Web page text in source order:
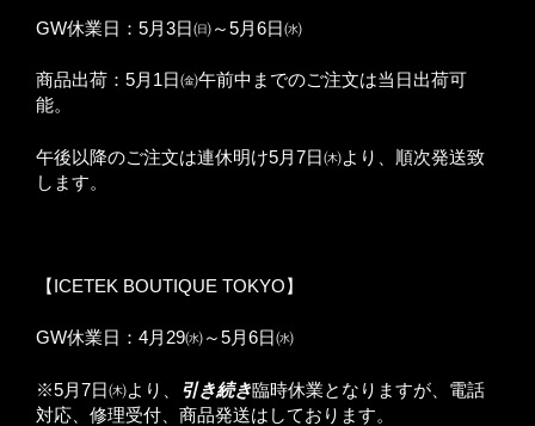
GW休業日：5月3日㈰～5月6日㈬
商品出荷：5月1日㈮午前中までのご注文は当日出荷可
能。
午後以降のご注文は連休明け5月7日㈭より、順次発送致
します。
【ICETEK BOUTIQUE TOKYO】
GW休業日：4月29㈬～5月6日㈬
※5月7日㈭より、 引き続き臨時休業となりますが、電話
対応、修理受付、商品発送はしております。